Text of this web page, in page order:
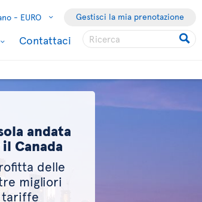
- EURO Gestisci la mia prenotazione
Contattaci
andata
Canada
delle
migliori
tariffe